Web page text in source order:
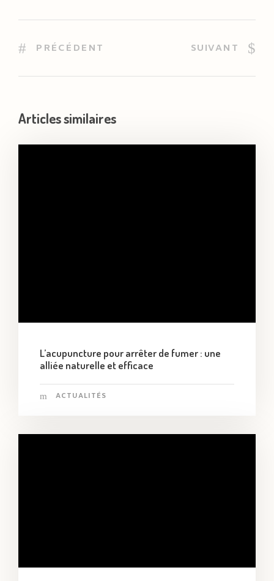
PRÉCÉDENT SUIVANT
Articles similaires
L’acupuncture pour arrêter de fumer : une
alliée naturelle et efficace
ACTUALITÉS